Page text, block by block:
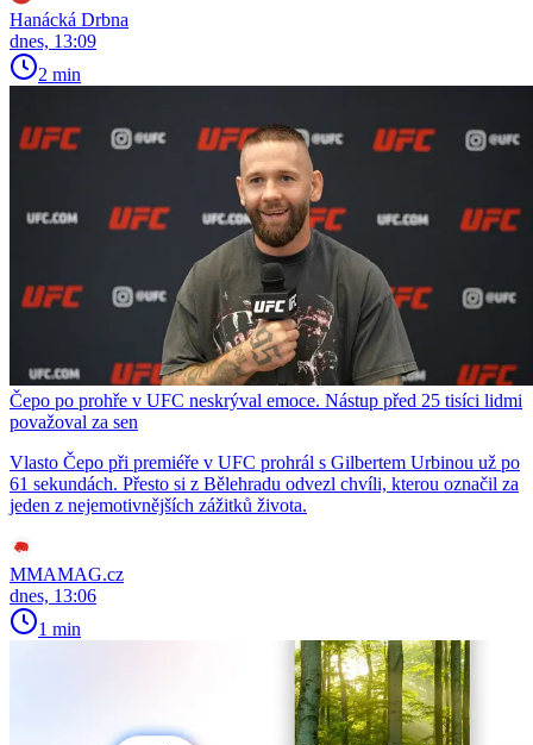
Hanácká Drbna
dnes, 13:09
2 min
Čepo po prohře v UFC neskrýval emoce. Nástup před 25 tisíci lidmi
považoval za sen
Vlasto Čepo při premiéře v UFC prohrál s Gilbertem Urbinou už po
61 sekundách. Přesto si z Bělehradu odvezl chvíli, kterou označil za
jeden z nejemotivnějších zážitků života.
MMAMAG.cz
dnes, 13:06
1 min